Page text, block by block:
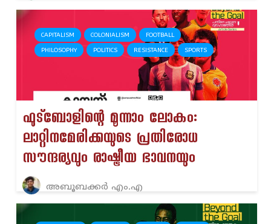
CAPITALISM COLONIALISM FOOTBALL
PHILOSOPHY POLITICS RESISTANCE SPORTS
ഫുട്ബോളിന്റെ മൂന്നാം ലോകം:
ലാറ്റിനമേരിക്കയുടെ പ്രതിരോധ
സൗന്ദര്യവും രാഷ്ട്രീയ ഭാവനയും
അബൂബക്കർ എം.എ